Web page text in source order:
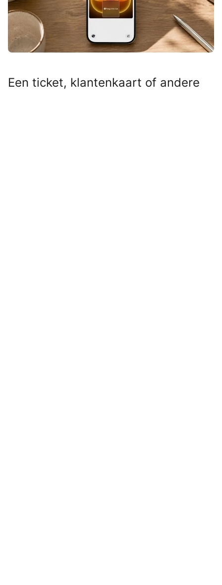
Een ticket, klantenkaart of andere